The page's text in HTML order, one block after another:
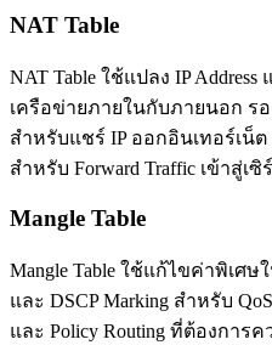
NAT Table
NAT Table ใช้แปลง IP Address
เครือข่ายภายในกับภายนอก รอ
สำหรับแชร์ IP ออกอินเทอร์เน็ต
สำหรับ Forward Traffic เข้าสู่เ
Mangle Table
Mangle Table ใช้แก้ไขค่าพิเศษใ
และ DSCP Marking สำหรับ
และ Policy Routing ที่ต้องการ